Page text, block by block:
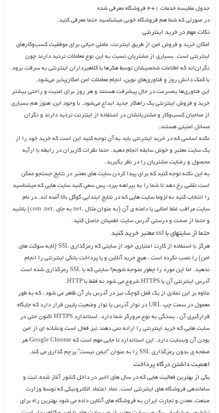
جدول مقایسه خدمات ۱+۴ فروشگاه معرفی شده
در صورتی که شما هم فروشگاه خوبی میشناسید حتما معرفی کنید.
نکات مهم در خرید اینترنتی
امکان خرید و فروش امن از طریق اینترنت، عاملی حیاتی برای موفقیت کسب‌وکارهای
اینترنتی است. بسیاری از مشتریان نسبت به این نوع معاملات تردید دارند چون
نگران‌اند که اطلاعات شخصیشان توسط هکرها یا کلاهبرداران اینترنتی به سرقت برود.
با کمک دانش روز و فناوری‌های نوین، انجام معاملات امن امکان‌پذیر می‌شود.
این فناوری‌ها به‌سرعت در حال پیشرفت‌ هستند و هر روز برای امنیت و راحتی بیشتر
خرید و فروش اینترنتی یک راهکار جدید ابداع می‌شود. با وجودِ این، هنوز هم بسیاری
از صاحبان کسب‌وکار و مشتریانشان در استفاده از اینترنت تردید دارند و نگران
مسائل امنیتی هستند.
نکته اساسی که در خرید اینترنتی باید به آن توجه کنید این است که خرید خود را از
یک سایت معتبر و خوش سابقه انجام دهید. حتما نظرات کاربران در رابطه با ارآیه
محصول و رضایت مشتریان را در نظر بگیرید.
به این نکته توجه کنید که برای پیدا کردن سایت های معتبر در نتایج جستجو ممکن
است تقلبی رخ دهد تا شما را به بیراهه ببرد، پس سعی کنید سایت هایی که میشناسید
را انتخاب کنید نه لزوما سایت هایی که در نتایج ابتدایی گوگل بالا آمده اند. در نام
سایت مراقب غلط املایی یا دامنه ی آن (به عنوان مثال .net به جای .com .net) باشید
و حتما از صحت و درستی آدرس سایت اطمینان حاصل کنید.
حتما از سایتهای با ssl معتبر خرید کنید
هرگز با استفاده از کارت اعتباری خود از سایتی که رمزگذاری SSL (لایه سوکت های
امن) را نصب نکرده است ، هیچ خرید آنلاین و یا پرداخت بانکی اینترنتی را انجام
ندهید. اما این مورد را چطور متوجه شویم؟ سایتی که با SSL رمزگذاری شده است
آدرس اینترنتی آن با HTTPS شروع می شود نه فقط با HTTP.
علاوه بر این نمادی از یک قفل کوچک نیز در آدرس بار آن ظاهر می شود ، که به طور
معمول در سمت چپ URL در نوار آدرس یا نوار وضعیت پایین قرار دارد که جایگاه
قرارگیری آن ، بستگی به نوع مرورگر شما دارد. استاندارد HTTPS اکنون حتی در
سایت هایی که خرید اینترنتی را ارائه نمی دهند نیز فعال است ونشانه ای از امن
بودن آن وبسایت دارد. این استاندارد تا جایی مهم است که Google Chrome هر
صفحه ی بدون رمزگذاری SSL را به عنوان “ایمن نیست” پرچم گذاری می کند.
اهمیت داشتن درگاه پرداخت
یکی از بهترین فعالیت هایی که در سال های اخیر در داخل کشور آغاز شده، ثبت و
ساماندهی فروشگاه های اینترنتی است. نماد اعتماد الکترونیکی که توسط وزارت
صنعت، معدن و تجارت ایران به فروشگاه های آنلاین داده می شود بهترین راه برای